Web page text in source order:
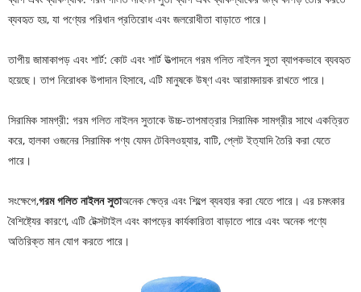
ব্যবহৃত হয়, যা পণ্যের পরিধান প্রতিরোধ এবং জলরোধীতা বাড়াতে পারে।
তাপীয় জামাকাপড় এবং শার্ট: কোট এবং শার্ট উত্পাদনে গরম গলিত নাইলন সুতা ব্যাপকভাবে ব্যবহৃত
হয়েছে। তাপ নিরোধক উপাদান হিসাবে, এটি মানুষকে উষ্ণ এবং আরামদায়ক রাখতে পারে।
সিরামিক সামগ্রী: গরম গলিত নাইলন সুতাকে উচ্চ-তাপমাত্রার সিরামিক সামগ্রীর সাথে একত্রিত
করে, হালকা ওজনের সিরামিক পণ্য যেমন টেবিলওয়্যার, বাটি, প্লেট ইত্যাদি তৈরি করা যেতে
পারে।
সংক্ষেপে,গরম গলিত নাইলন সুতাঅনেক ক্ষেত্র এবং শিল্পে ব্যবহার করা যেতে পারে। এর চমৎকার
বৈশিষ্ট্যের কারণে, এটি টেক্সটাইল এবং কাপড়ের কার্যকারিতা বাড়াতে পারে এবং অনেক পণ্যে
অতিরিক্ত মান যোগ করতে পারে।